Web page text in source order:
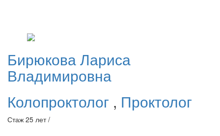
БирюковаЛариса
Владимировна
Колопроктолог , Проктолог
Стаж 25 лет /